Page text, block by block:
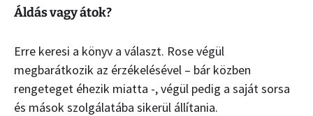
Áldás vagy átok?
Erre keresi a könyv a választ. Rose végül
megbarátkozik az érzékelésével – bár közben
rengeteget éhezik miatta -, végül pedig a saját sorsa
és mások szolgálatába sikerül állítania.